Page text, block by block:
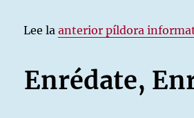
Lee laanterior píldora
Enrédate,